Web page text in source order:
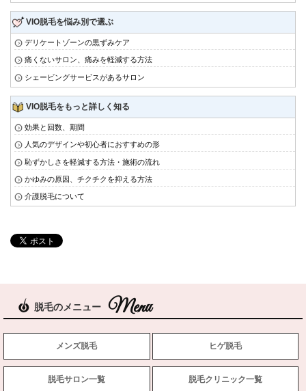
VIO脱毛を悩み別で選ぶ
デリケートゾーンの黒ずみケア
痛くないサロン、痛みを軽減する方法
シェービングサービスがあるサロン
VIO脱毛をもっと詳しく知る
効果と回数、期間
人気のデザインや初心者におすすめの形
恥ずかしさを軽減する方法・施術の流れ
かゆみの原因、チクチクを抑える方法
介護脱毛について
脱毛のメニュー
メンズ脱毛 ヒゲ脱毛
脱毛サロン一覧 脱毛クリニック一覧